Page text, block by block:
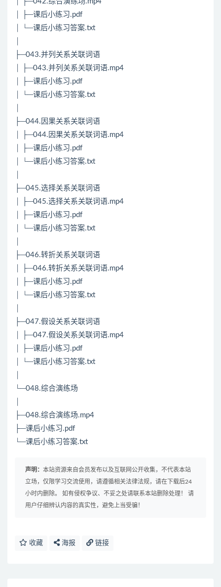
│ ├─课后小练习.pdf
│ └─课后小练习答案.txt
├─043.并列关系关联词语
│ ├─043.并列关系关联词语.mp4
│ ├─课后小练习.pdf
│ └─课后小练习答案.txt
├─044.因果关系关联词语
│ ├─044.因果关系关联词语.mp4
│ ├─课后小练习.pdf
│ └─课后小练习答案.txt
├─045.选择关系关联词语
│ ├─045.选择关系关联词语.mp4
│ ├─课后小练习.pdf
│ └─课后小练习答案.txt
├─046.转折关系关联词语
│ ├─046.转折关系关联词语.mp4
│ ├─课后小练习.pdf
│ └─课后小练习答案.txt
├─047.假设关系关联词语
│ ├─047.假设关系关联词语.mp4
│ ├─课后小练习.pdf
│ └─课后小练习答案.txt
└─048.综合演练场
├─048.综合演练场.mp4
├─课后小练习.pdf
└─课后小练习答案.txt
声明： 本站资源来自会员发布以及互联网公开收集，不代表本站
立场，仅限学习交流使用，请遵循相关法律法规，请在下载后24
小时内删除。 如有侵权争议、不妥之处请联系本站删除处理！ 请
用户仔细辨认内容的真实性，避免上当受骗！
收藏 海报 链接